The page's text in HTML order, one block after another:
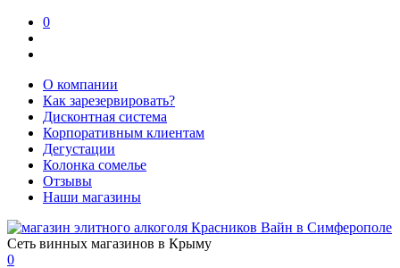
0
О компании
Как зарезервировать?
Дисконтная система
Корпоративным клиентам
Дегустации
Колонка сомелье
Отзывы
Наши магазины
Сеть винных магазинов в Крыму
0